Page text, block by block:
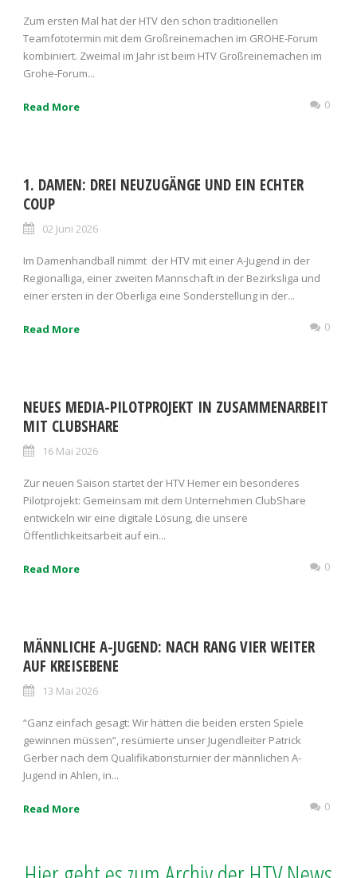
Zum ersten Mal hat der HTV den schon traditionellen
Teamfototermin mit dem Großreinemachen im GROHE-Forum
kombiniert. Zweimal im Jahr ist beim HTV Großreinemachen im
Grohe-Forum...
Read More 0
1. DAMEN: DREI NEUZUGÄNGE UND EIN ECHTER
COUP
02 Juni 2026
Im Damenhandball nimmt der HTV mit einer A-Jugend in der
Regionalliga, einer zweiten Mannschaft in der Bezirksliga und
einer ersten in der Oberliga eine Sonderstellung in der...
Read More 0
NEUES MEDIA-PILOTPROJEKT IN ZUSAMMENARBEIT
MIT CLUBSHARE
16 Mai 2026
Zur neuen Saison startet der HTV Hemer ein besonderes
Pilotprojekt: Gemeinsam mit dem Unternehmen ClubShare
entwickeln wir eine digitale Lösung, die unsere
Öffentlichkeitsarbeit auf ein...
Read More 0
MÄNNLICHE A-JUGEND: NACH RANG VIER WEITER
AUF KREISEBENE
13 Mai 2026
“Ganz einfach gesagt: Wir hätten die beiden ersten Spiele
gewinnen müssen”, resümierte unser Jugendleiter Patrick
Gerber nach dem Qualifikationsturnier der männlichen A-
Jugend in Ahlen, in...
Read More 0